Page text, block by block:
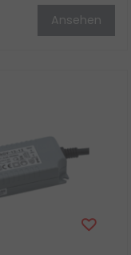
Ansehen